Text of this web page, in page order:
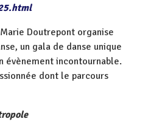
Doutrepont organise
un gala de danse unique
évènement incontournable.
dont le parcours